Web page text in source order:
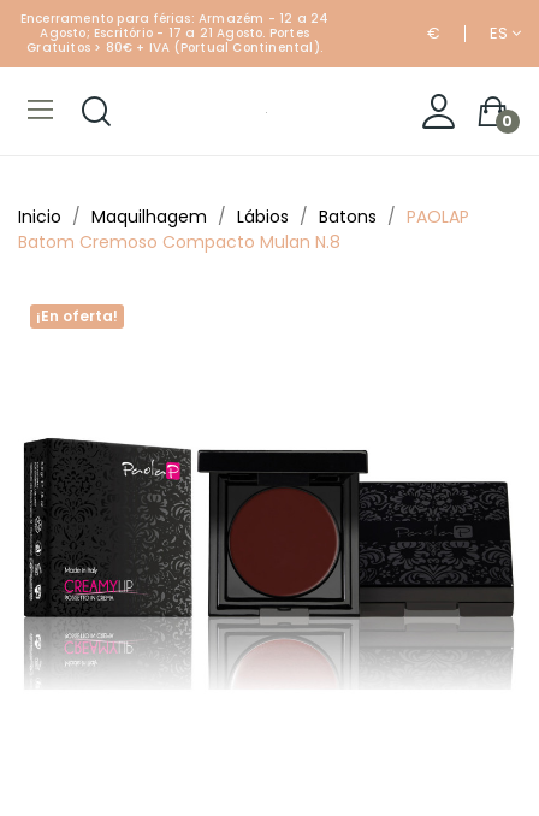
Encerramento para férias: Armazém - 12 a 24
Agosto; Escritório - 17 a 21 Agosto. Portes
Gratuitos > 80€ + IVA (Portual Continental).
€ ES
0
Inicio Maquilhagem Lábios Batons
PAOLAP
Batom Cremoso Compacto Mulan N.8
¡En oferta!